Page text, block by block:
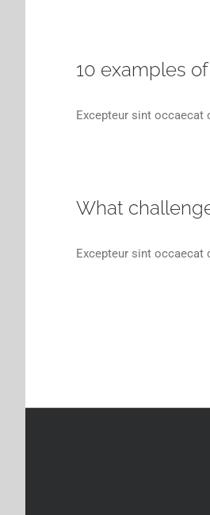
10 examples
Excepteur sint occaecat
What
Excepteur sint occaecat